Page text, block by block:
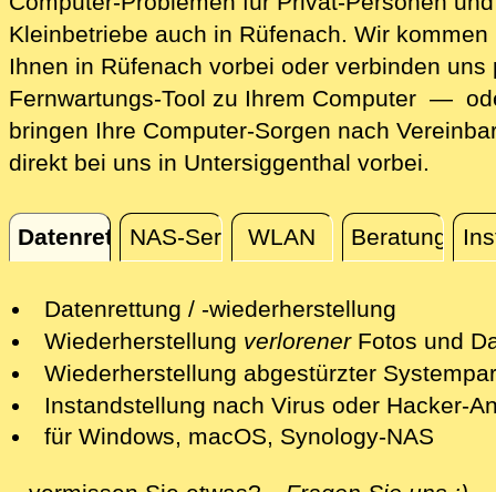
Kleinbetriebe auch in Rüfenach. Wir kommen
Ihnen in Rüfenach vorbei oder verbinden uns
Fernwartungs-Tool zu Ihrem Computer —
bringen Ihre Computer-Sorgen nach
direkt bei uns in Untersiggenthal vorbei.
DatenrettungNAS-ServerWLAN Beratung
Datenrettung
Datenrettung / -wiederherstellung
Wir retten Ihre verlorenen Daten mit
professionellen Mitteln.
Nach einer ersten kostenfreien
Schadens unterbreiten wir Ihnen ein
Wiederherstellung verlorenerFotos und
Nach einer erfolgreichen Datenrettung
wir Ihre Fotos und andere Dateien auf
neuen Datenträger bereit.
Wiederherstellung abgestürzter
Wir retten Systempartitionen und
System wieder bootfähig - soweit
Instandstellung nach Virus oder Hacker-
Wir isolieren die Gefahren und
für Windows, macOS, Synology-NAS